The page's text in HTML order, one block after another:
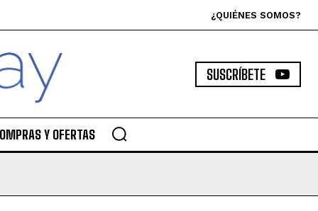
¿QUIÉNES SOMOS?
SUSCRÍBETE
Y OFERTAS